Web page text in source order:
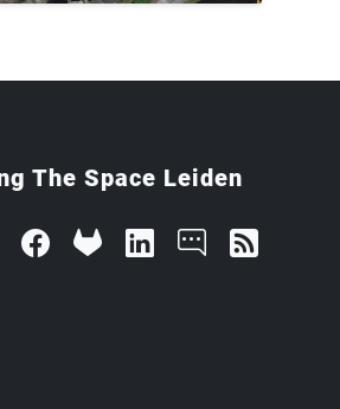
The Space Leiden